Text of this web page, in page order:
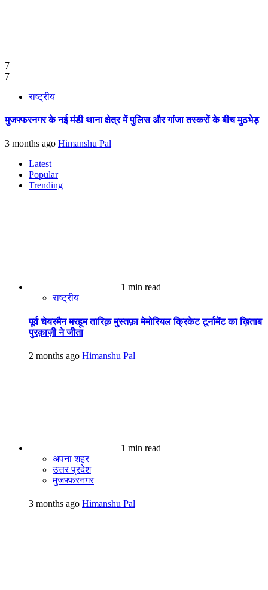
7
7
राष्ट्रीय
मुजफ्फरनगर के नई मंडी थाना क्षेत्र में पुलिस और गांजा तस्करों के बीच मुठभेड़
3 months ago Himanshu Pal
Latest
Popular
Trending
1 min read
राष्ट्रीय
पूर्व चेयरमैन मरहूम तारिक़ मुस्तफ़ा मेमोरियल क्रिकेट टूर्नामेंट का ख़िताब
पुरक़ाज़ी ने जीता
2 months ago Himanshu Pal
1 min read
अपना शहर
उत्तर प्रदेश
मुजफ्फरनगर
3 months ago Himanshu Pal